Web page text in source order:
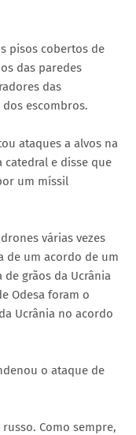
pisos cobertos de
das paredes
das
escombros.
ataques a alvos na
e disse que
um míssil
várias vezes
de um acordo de um
grãos da Ucrânia
Odesa foram o
Ucrânia no acordo
o ataque de
Como sempre,